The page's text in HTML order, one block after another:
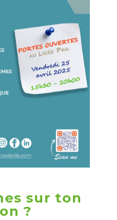
sur ton
?